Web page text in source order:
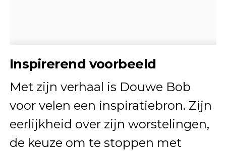
Inspirerend voorbeeld
Met zijn verhaal is Douwe Bob
voor velen een inspiratiebron. Zijn
eerlijkheid over zijn worstelingen,
de keuze om te stoppen met